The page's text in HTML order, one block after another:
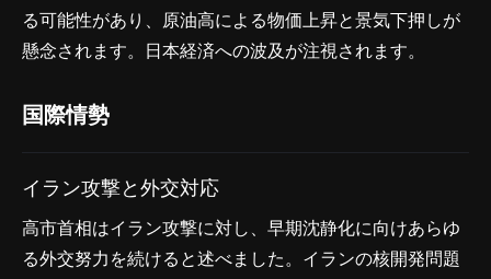
る可能性があり、原油高による物価上昇と景気下押しが
懸念されます。日本経済への波及が注視されます。
国際情勢
イラン攻撃と外交対応
高市首相はイラン攻撃に対し、早期沈静化に向けあらゆ
る外交努力を続けると述べました。イランの核開発問題